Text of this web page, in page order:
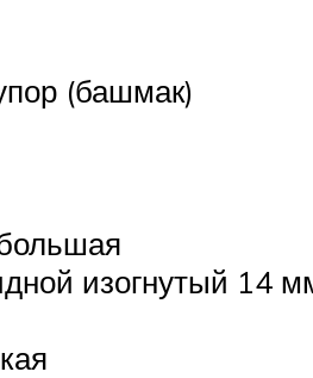
(башмак)
изогнутый 14